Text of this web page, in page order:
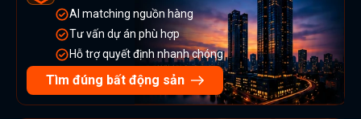
AI matching nguồn hàng
Tư vấn dự án phù hợp
Hỗ trợ quyết định nhanh chóng
Tìm đúng bất động sản